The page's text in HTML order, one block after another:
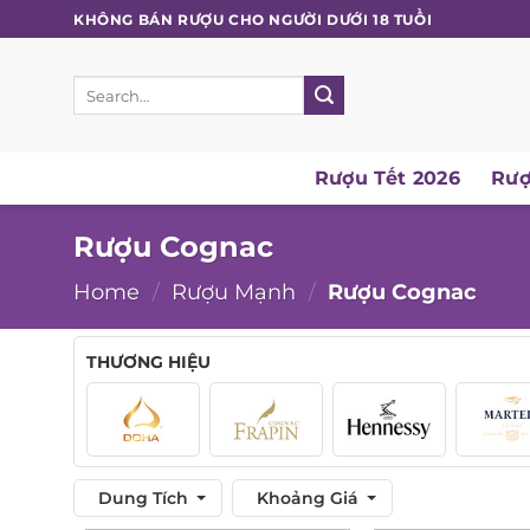
to
content
KHÔNG BÁN RƯỢU CHO NGƯỜI DƯỚI 18 TUỔI
Rượu Tết 2026
Rượu Cognac
Home Rượu Mạnh Rượu Cognac
THƯƠNG HIỆU
Dung Tích Khoảng Giá